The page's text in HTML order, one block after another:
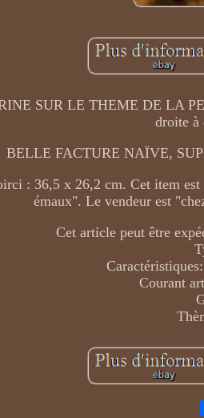
SUR LE THEME DE LA
droite
BELLE FACTURE NAÏVE,
: 36,5 x 26,2 cm. Cet item
émaux". Le vendeur est
Cet article peut être
Courant